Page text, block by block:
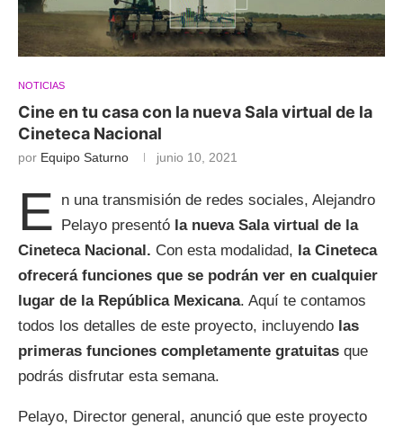
NOTICIAS
Cine en tu casa con la nueva Sala virtual de la
Cineteca Nacional
por Equipo Saturno junio 10, 2021
E n una transmisión de redes sociales, Alejandro
Pelayo presentó la nueva Sala virtual de la
Cineteca Nacional. Con esta modalidad, la Cineteca
ofrecerá funciones que se podrán ver en cualquier
lugar de la República Mexicana. Aquí te contamos
todos los detalles de este proyecto, incluyendo las
primeras funciones completamente gratuitas que
podrás disfrutar esta semana.
Pelayo, Director general, anunció que este proyecto